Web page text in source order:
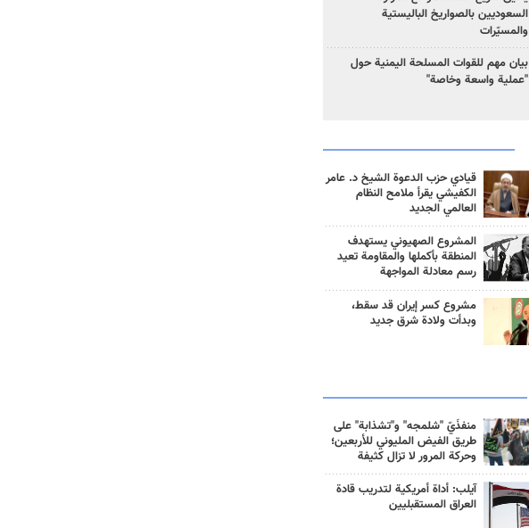
السعوديين بالصواريخ الباليستية
والمسيّرات
بيان مهم للقوات المسلحة اليمنية حول
"عملية واسعة وخاصة"
قيادي حزب الدعوة الشيخ د. عامر
الكفيشي يقرأ ملامح النظام
العالمي الجديد
المشروع الصهيوني يستهدف
المنطقة بأكملها والمقاومة تعيد
رسم معادلة المواجهة
مشروع كسر إيران قد سقط،
وبدأت ولادة شرق جديد
منفذَيّ "شلمجه" و"تشذابة" على
طريق الفيض المليوني للأربعين؛
وحركة المرور لا تزال كثيفة
آيلب: أداة أمريكية لتدريب قادة
العراق المستقبليين